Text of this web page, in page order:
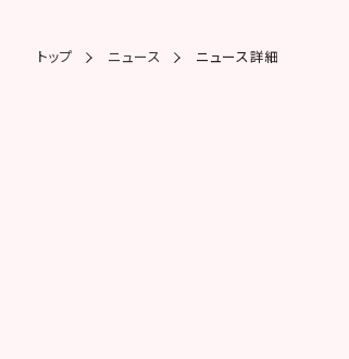
トップ ニュース ニュース詳細